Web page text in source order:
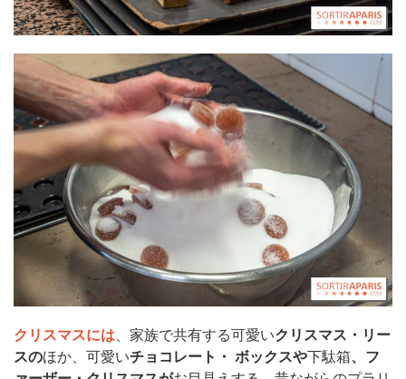
クリスマスには、家族で共有する可愛いクリスマス・リー
スのほか、可愛いチョコレート・ ボックスや下駄箱、フ